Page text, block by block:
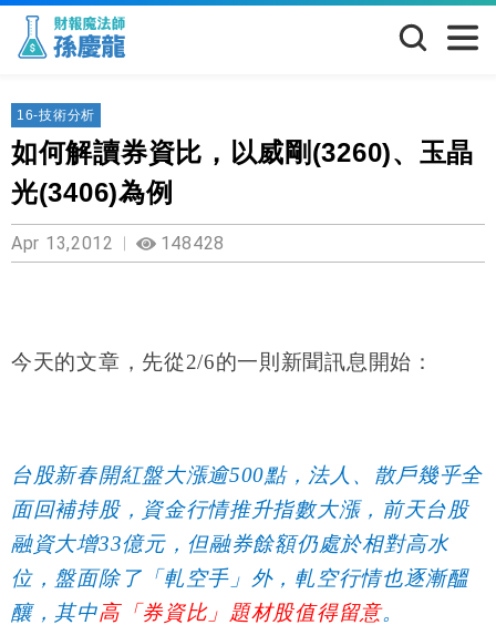
16-技術分析
如何解讀券資比，以威剛(3260)、玉晶
光(3406)為例
Apr 13,2012 148428
今天的文章，先從2/6的一則新聞訊息開始：
台股新春開紅盤大漲逾500點，法人、散戶幾乎全
面回補持股，資金行情推升指數大漲，前天台股
融資大增33億元，但融券餘額仍處於相對高水
位，盤面除了「軋空手」外，軋空行情也逐漸醞
釀，其中高「券資比」題材股值得留意。